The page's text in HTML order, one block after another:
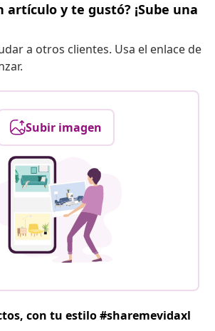
artículo y te gustó? ¡Sube una
a otros clientes. Usa el enlace de
Subir imagen
con tu estilo #sharemevidaxl